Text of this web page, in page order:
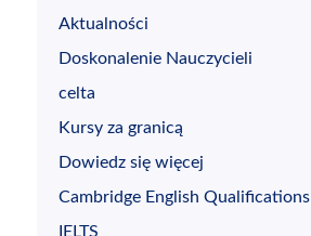
Aktualności
Doskonalenie Nauczycieli
celta
Kursy za granicą
Dowiedz się więcej
Cambridge English Qualifications
IELTS